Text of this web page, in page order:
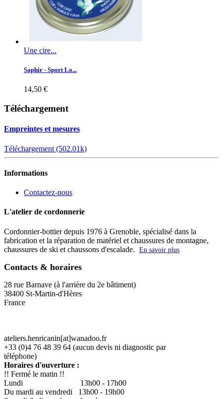
Une cire...
Saphir - Sport Lo...
14,50 €
Téléchargement
Empreintes et mesures
Téléchargement (502.01k)
Informations
Contactez-nous
L'atelier de cordonnerie
Cordonnier-bottier depuis 1976 à Grenoble, spécialisé dans la
fabrication et la réparation de matériel et chaussures de montagne,
chaussures de ski et chaussons d'escalade.
En savoir plus
Contacts & horaires
28 rue Barnave (à l'arrière du 2e bâtiment)
38400 St-Martin-d'Hères
France
ateliers.henricanin[at]wanadoo.fr
+33 (0)4 76 48 39 64 (aucun devis ni diagnostic par
téléphone)
Horaires d'ouverture :
!! Fermé le matin !!
Lundi 13h00 - 17h00
Du mardi au vendredi 13h00 - 19h00